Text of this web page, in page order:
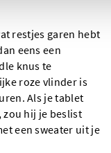
restjes garen hebt
eens een
knus te
roze vlinder is
Als je tablet
zou hij je beslist
een sweater uit je